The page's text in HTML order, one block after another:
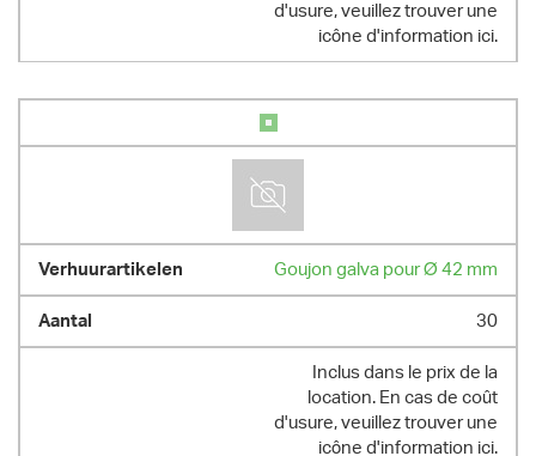
d'usure, veuillez trouver une
icône d'information ici.
Goujon galva pour Ø 42 mm
30
Inclus dans le prix de la
location. En cas de coût
d'usure, veuillez trouver une
icône d'information ici.